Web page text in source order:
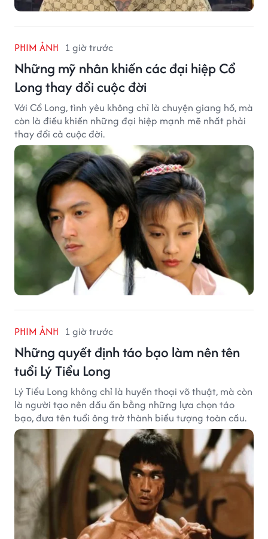
PHIM ẢNH 1 giờ trước
Những mỹ nhân khiến các đại hiệp Cổ
Long thay đổi cuộc đời
Với Cổ Long, tình yêu không chỉ là chuyện giang hồ, mà
còn là điều khiến những đại hiệp mạnh mẽ nhất phải
thay đổi cả cuộc đời.
PHIM ẢNH 1 giờ trước
Những quyết định táo bạo làm nên tên
tuổi Lý Tiểu Long
Lý Tiểu Long không chỉ là huyền thoại võ thuật, mà còn
là người tạo nên dấu ấn bằng những lựa chọn táo
bạo, đưa tên tuổi ông trở thành biểu tượng toàn cầu.